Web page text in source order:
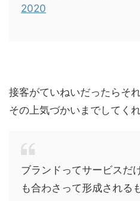
2020
接客がていねいだったらそ
その上気づかいまでしてく
ブランドってサービスだ
も合わさって形成される